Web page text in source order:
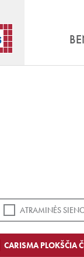
ATRAMINĖS
CARISMA PLOKŠČIA